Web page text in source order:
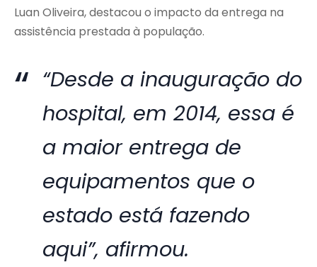
Luan Oliveira, destacou o impacto da entrega na
assistência prestada à população.
“Desde a inauguração do
hospital, em 2014, essa é
a maior entrega de
equipamentos que o
estado está fazendo
aqui”, afirmou.